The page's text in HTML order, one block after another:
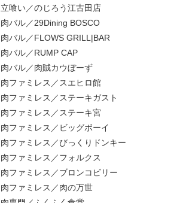
立喰い／のじろう江古田店
肉バル／29Dining BOSCO
肉バル／FLOWS GRILL|BAR
肉バル／RUMP CAP
肉バル／肉賊カウぼーず
肉ファミレス／スエヒロ館
肉ファミレス／ステーキガスト
肉ファミレス／ステーキ宮
肉ファミレス／ビッグボーイ
肉ファミレス／びっくりドンキー
肉ファミレス／フォルクス
肉ファミレス／ブロンコビリー
肉ファミレス／肉の万世